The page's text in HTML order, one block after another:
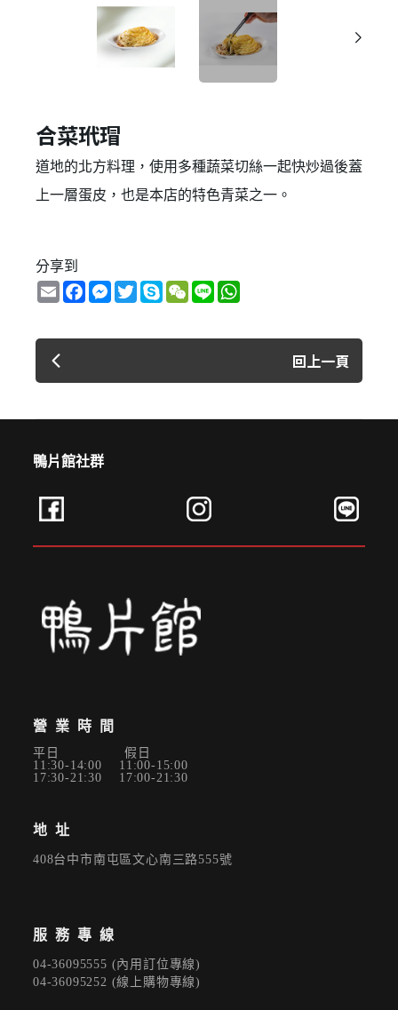
忘記密碼？
合菜玳瑁
道地的北方料理，使用多種蔬菜切絲一起快炒過後蓋
上一層蛋皮，也是本店的特色青菜之一。
分享到
EmailFacebook
Messenger
TwitterSkypeWeChat
Line
回上一頁
鴨片館社群
營業時間
平日 假日
11:30-14:00 11:00-15:00
17:30-21:30 17:00-21:30
地址
408台中市南屯區文心南三路555號
服務專線
04-36095555 (內用訂位專線)
04-36095252 (線上購物專線)